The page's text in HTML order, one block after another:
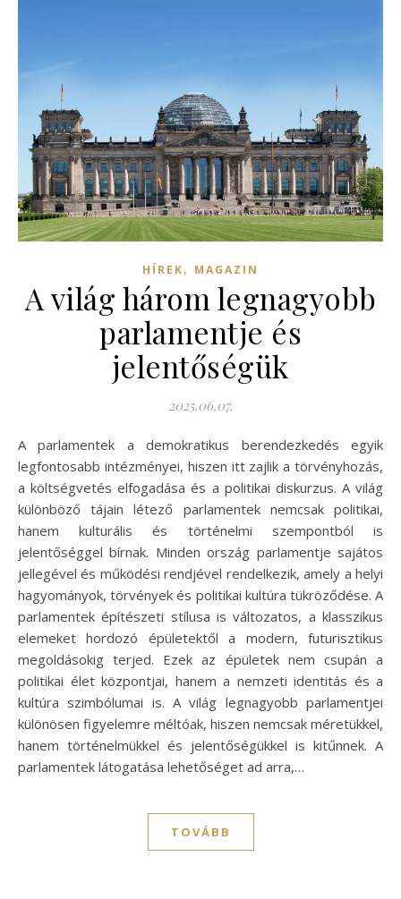
HÍREK, MAGAZIN
A világ három legnagyobb
parlamentje és
jelentőségük
2025.06.07.
A parlamentek a demokratikus berendezkedés egyik
legfontosabb intézményei, hiszen itt zajlik a törvényhozás,
a költségvetés elfogadása és a politikai diskurzus. A világ
különböző tájain létező parlamentek nemcsak politikai,
hanem kulturális és történelmi szempontból is
jelentőséggel bírnak. Minden ország parlamentje sajátos
jellegével és működési rendjével rendelkezik, amely a helyi
hagyományok, törvények és politikai kultúra tükröződése. A
parlamentek építészeti stílusa is változatos, a klasszikus
elemeket hordozó épületektől a modern, futurisztikus
megoldásokig terjed. Ezek az épületek nem csupán a
politikai élet központjai, hanem a nemzeti identitás és a
kultúra szimbólumai is. A világ legnagyobb parlamentjei
különösen figyelemre méltóak, hiszen nemcsak méretükkel,
hanem történelmükkel és jelentőségükkel is kitűnnek. A
parlamentek látogatása lehetőséget ad arra,…
TOVÁBB